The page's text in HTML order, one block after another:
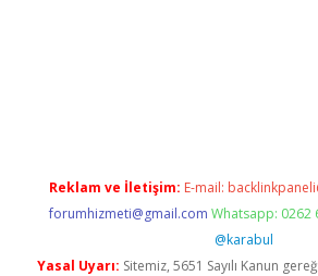
Reklam ve İletişim: E-mail:
forumhizmeti@gmail.com Whatsapp: 0262
@karabul
Yasal Uyarı: Sitemiz, 5651 Sayılı Kanun